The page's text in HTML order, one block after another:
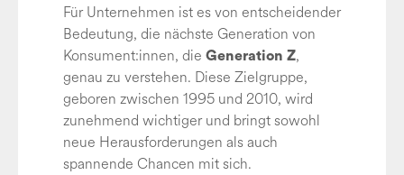
Für Unternehmen ist es von entscheidender
Bedeutung, die nächste Generation von
Konsument:innen, die Generation Z,
genau zu verstehen. Diese Zielgruppe,
geboren zwischen 1995 und 2010, wird
zunehmend wichtiger und bringt sowohl
neue Herausforderungen als auch
spannende Chancen mit sich.